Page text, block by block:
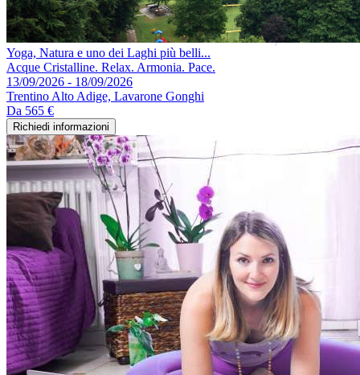
Yoga, Natura e uno dei Laghi più belli...
Acque Cristalline. Relax. Armonia. Pace.
13/09/2026 - 18/09/2026
Trentino Alto Adige, Lavarone Gonghi
Da 565 €
Richiedi informazioni